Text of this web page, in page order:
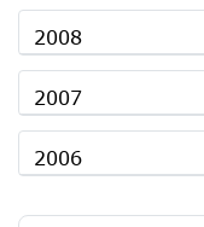
2008
2007
2006